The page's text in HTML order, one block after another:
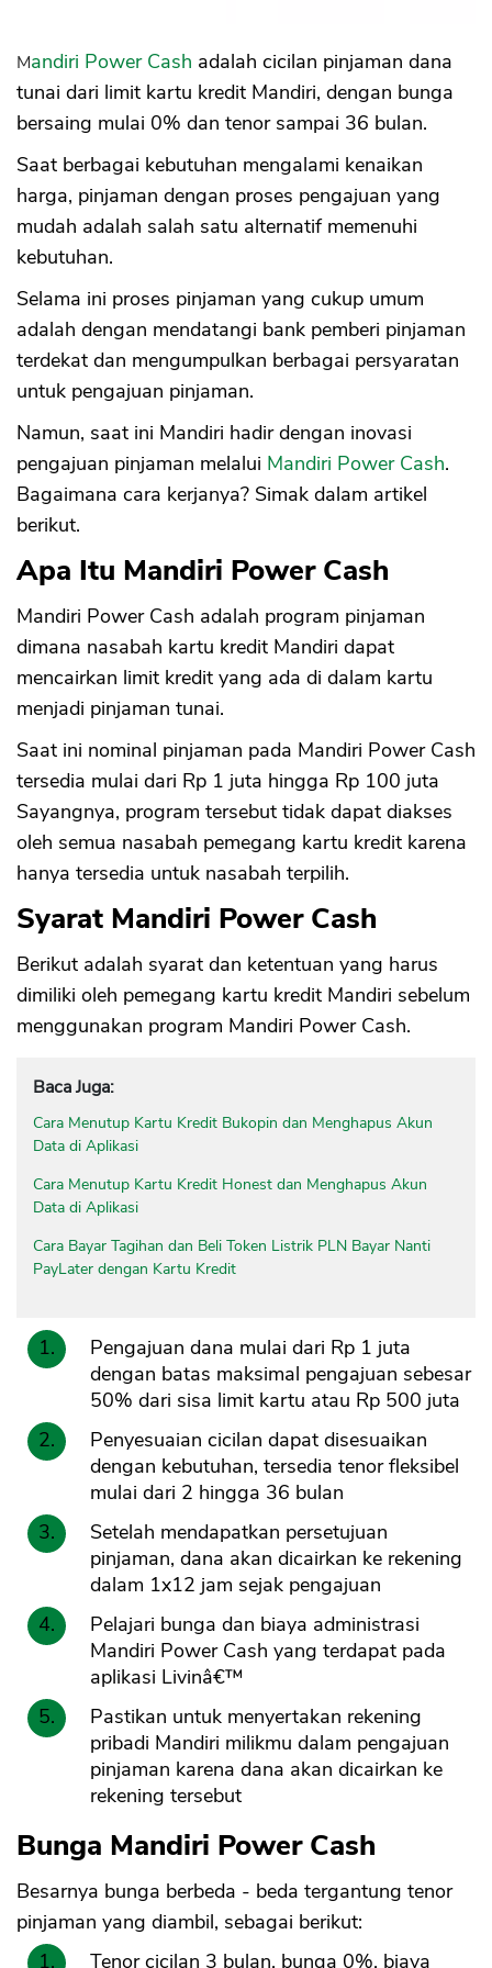
Mandiri Power Cash adalah cicilan pinjaman dana
tunai dari limit kartu kredit Mandiri, dengan bunga
bersaing mulai 0% dan tenor sampai 36 bulan.
Saat berbagai kebutuhan mengalami kenaikan
harga, pinjaman dengan proses pengajuan yang
mudah adalah salah satu alternatif memenuhi
kebutuhan.
Selama ini proses pinjaman yang cukup umum
adalah dengan mendatangi bank pemberi pinjaman
terdekat dan mengumpulkan berbagai persyaratan
untuk pengajuan pinjaman.
Namun, saat ini Mandiri hadir dengan inovasi
pengajuan pinjaman melalui Mandiri Power Cash.
Bagaimana cara kerjanya? Simak dalam artikel
berikut.
Apa Itu Mandiri Power Cash
Mandiri Power Cash adalah program pinjaman
dimana nasabah kartu kredit Mandiri dapat
mencairkan limit kredit yang ada di dalam kartu
menjadi pinjaman tunai.
Saat ini nominal pinjaman pada Mandiri Power Cash
tersedia mulai dari Rp 1 juta hingga Rp 100 juta
Sayangnya, program tersebut tidak dapat diakses
oleh semua nasabah pemegang kartu kredit karena
hanya tersedia untuk nasabah terpilih.
Syarat Mandiri Power Cash
Berikut adalah syarat dan ketentuan yang harus
dimiliki oleh pemegang kartu kredit Mandiri sebelum
menggunakan program Mandiri Power Cash.
Baca Juga:
Cara Menutup Kartu Kredit Bukopin dan Menghapus Akun
Data di Aplikasi
Cara Menutup Kartu Kredit Honest dan Menghapus Akun
Data di Aplikasi
Cara Bayar Tagihan dan Beli Token Listrik PLN Bayar Nanti
PayLater dengan Kartu Kredit
Pengajuan dana mulai dari Rp 1 juta
dengan batas maksimal pengajuan sebesar
50% dari sisa limit kartu atau Rp 500 juta
Penyesuaian cicilan dapat disesuaikan
dengan kebutuhan, tersedia tenor fleksibel
mulai dari 2 hingga 36 bulan
Setelah mendapatkan persetujuan
pinjaman, dana akan dicairkan ke rekening
dalam 1x12 jam sejak pengajuan
Pelajari bunga dan biaya administrasi
Mandiri Power Cash yang terdapat pada
aplikasi Livinâ€™
Pastikan untuk menyertakan rekening
pribadi Mandiri milikmu dalam pengajuan
pinjaman karena dana akan dicairkan ke
rekening tersebut
Bunga Mandiri Power Cash
Besarnya bunga berbeda - beda tergantung tenor
pinjaman yang diambil, sebagai berikut:
Tenor cicilan 3 bulan, bunga 0%, biaya